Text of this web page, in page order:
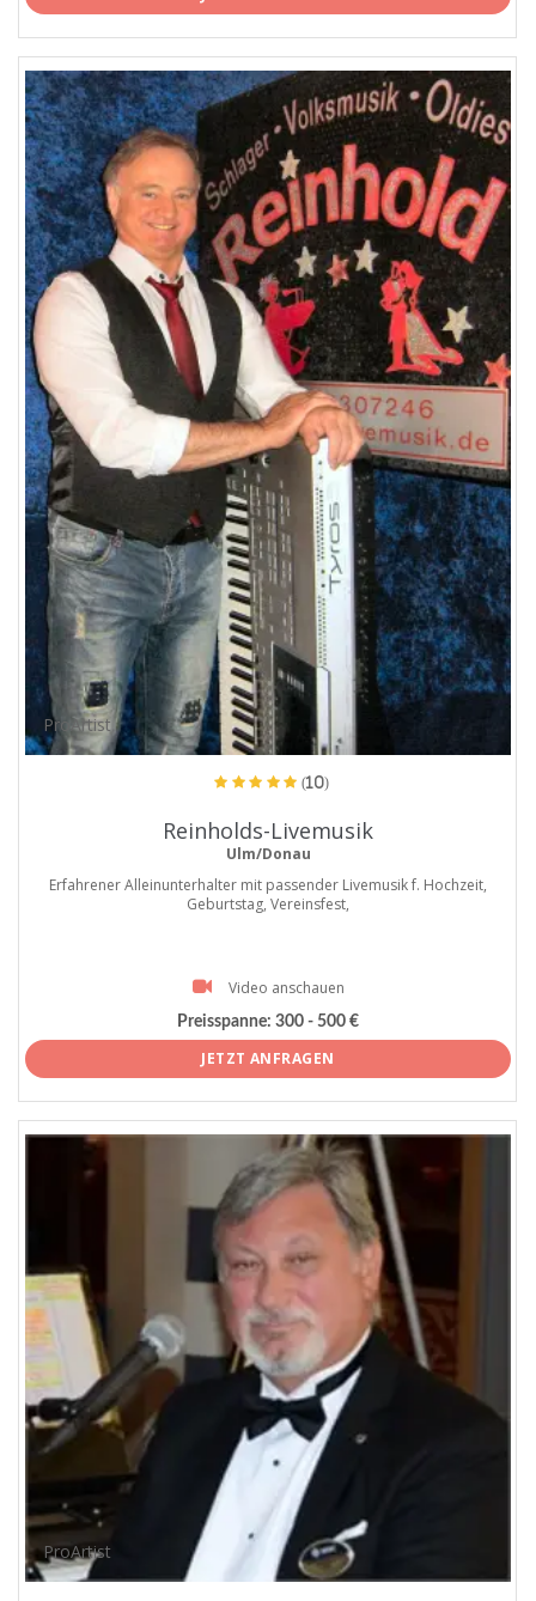
ProArtist
(10)
Reinholds-Livemusik
Ulm/Donau
Erfahrener Alleinunterhalter mit passender Livemusik f. Hochzeit,
Geburtstag, Vereinsfest,
Video anschauen
Preisspanne: 300 - 500 €
JETZT ANFRAGEN
ProArtist